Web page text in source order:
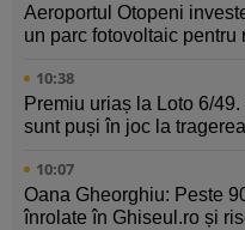
Aeroportul Otopeni
un parc fotovoltaic pentru
10:38
Premiu uriaș la Loto 6/
sunt puși în joc la
10:07
Oana Gheorghiu: Peste
înrolate în Ghiseul.ro și